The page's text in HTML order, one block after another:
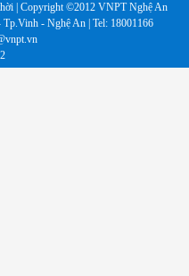
| Copyright ©2012 VNPT Nghệ An
- Nghệ An | Tel: 18001166